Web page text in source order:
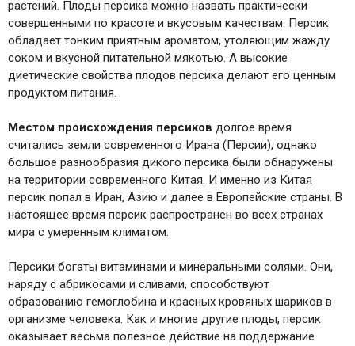
растений. Плоды персика можно назвать практически
совершенными по красоте и вкусовым качествам. Персик
обладает тонким приятным ароматом, утоляющим жажду
соком и вкусной питательной мякотью. А высокие
диетические свойства плодов персика делают его ценным
продуктом питания.
Местом происхождения персиков долгое время
считались земли современного Ирана (Персии), однако
большое разнообразия дикого персика были обнаружены
на территории современного Китая. И именно из Китая
персик попал в Иран, Азию и далее в Европейские страны. В
настоящее время персик распространен во всех странах
мира с умеренным климатом.
Персики богаты витаминами и минеральными солями. Они,
наряду с абрикосами и сливами, способствуют
образованию гемоглобина и красных кровяных шариков в
организме человека. Как и многие другие плоды, персик
оказывает весьма полезное действие на поддержание